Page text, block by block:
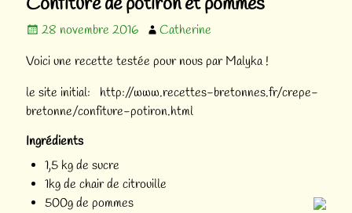
28 novembre 2016
Catherine
Voici une recette testée pour nous par Malyka !
le site initial: http://www.recettes-bretonnes.fr/crepe-
bretonne/confiture-potiron.html
Ingrédients
1,5 kg de sucre
1kg de chair de citrouille
500g de pommes